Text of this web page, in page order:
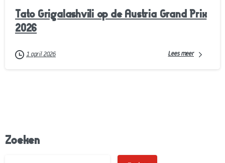
Tato Grigalashvili op de Austria Grand Prix
2026
1 april 2026 Lees meer
Zoeken